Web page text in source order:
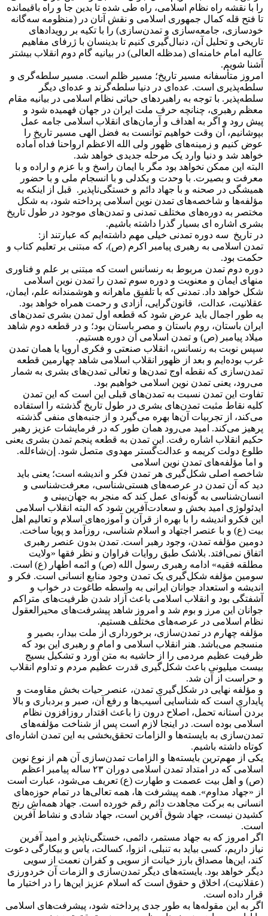
را با نقشه راه نظام اسلامی، راه طی شده تا بدین جا و راه باقیمانده
تا فتح قله کمال جمهوری اسلامی و نقش آنان در (منظومه سه‌گانه
خودسازی، جامعه‌سازی و تمدن‌سازی) را با تکیه بر رویدادهای
تاریخی و تحلیل آن، دنبال‌گیری کنیم تا بدینسان با ژرفای مفاهیم
عالیه امام خامنه‌ای (مدظله العالی) در بیانیه گام دوم انقلاب بیشتر
آشنا شویم.
امروز متأسفانه مسیر تاریخ؛ مسیر ظلم است. مسیر سلطه‌گری و
سلطه‌پذیری است. عده‌ای در دنیا سلطه‌گرند و عده‌ای دیگر
سلطه‌پذیر. با توجه به راهبردهای حیاتی نظام اسلامی در بیانیه مقام
معظم رهبری، چنانچه حرف ملت ایران در جهان فهمیده شود و
پیش رود و اگر به اهداف و آرمان‌های انقلاب اسلامی جامه عمل
بپوشانیم، آن وقت خواهیم توانست به فضل الهی مسیر تاریخ را
عوض کنیم و زمینه‌های ظهور ولی الله الاعظم ارواحنا فداه آماده
خواهد شد و دنیا وارد یک مرحله جدیدی خواهد شد.
البته این ممکن نخواهد بود مگر با ایمان راسخ و با عزم و اراده و با
معرفت و بصیرت. با وحدت و یکدلی و با انسجام ملی و با حضور
همیشگی در صحنه و با جهاد دائم و خستگی‌ناپذیر. قبل از اینکه به
مؤلفه‌ها و شاخصه‌های تمدن نوین اسلامی پرداخته شود، به شکل
مختصر به دوره‌های مختلف تمدنی و تمدن‌های موجود در طول تاریخ
بشری اشاره ای بسیار گذرا داشته باشیم.
در تاریخ سه دوره تمدنی خیلی مهم داشته‌ایم که عبارتند از:
تمدن اسلامی به رهبری پیامبر اکرم (ص)، که مبتنی بر تعلیم کتاب و
حکمت بود.
دوره دوم تمدن مربوط به رنسانس است که مبتنی بر علم و فناوری
منهای ایمان و معنویت و دوره سوم تمدن را تمدن نوین اسلامی
شکل خواهد داد. تمدنی که با تلفیق ماهرانه و هوشمندانه علم، ایمان،
عقلانیت، عدالت، قانون‌گرایی، آزادی و رحمت همراه خواهد بود.
به طور اجمال باید عرض شود که قطعه اول تمدن بشری تمدن‌های
ایران باستان، روم باستان و مصر باستان بود؛ و در قطعه دوم شاهد
میلاد پیامبر (ص) و تمدن اسلامی آن دوره هستیم.
سپس نوبت به رنسانس، انقلاب صنعتی و فکری اروپا یا همان تمدن
غرب بوده‌ایم و بعد از ظهور انقلاب اسلامی شاهد چهارمین قطعه
تمدن‌سازی که نقطه اوج تمدن‌ها و تعالی تمدن‌های بشری به شمار
می‌رود، یعنی تمدن نوین اسلامی خواهیم بود.
تفاوت این تمدن نسبت به تمدن‌های قبلی این است که این تمدن
کلیه نقاط مثبت تمدن‌های بشری در طول تاریخ گذشته را استفاده
می‌کند، از تجربیات آن‌ها بهره می‌گیرد و از جنبه‌های منفی گذشته
پرهیز می‌کند. امید می‌رود همان طور که در فرمایشات عزیز رهبر
حکیم انقلاب اشاره رفت. این تمدن به قطعه پنجم تمدن بشری یعنی
طلوع دولت کریمه و عدالت‌گستر مهدوی متصل شود. إن‌شاءلله.
و اما مؤلفه‌های تمدن نوین اسلامی
شاخصه اصلی شکل‌گیری هر تمدن فکر و اندیشه است؛ یعنی باید
دید که آن تمدن در عرصه‌های هستی‌شناسی، معرفت‌شناسی و
انسان‌شناسی به گونه‌ای عمل کند که منجر به جهان‌بینی و
ایدئولوژی امید بخش و سعادت‌آفرین شود که البته انقلاب اسلامی
این فکرو اندیشه را با بهره از قرآن و آموزه‌های اسلام و تعالیم اهل
بیت (ع) و با عنصر اجتهاد و اسلام شناسی، روزآمد و پویا ساخت.
دومین مؤلفه تمدن، وجود رهبر است. تمدن بدون عنصر رهبری
اتفاق نمی‌افتد. بلاشک طبق روایات فراوان و نظر فقها «ولایت
مطلقه فقیه» ادامه رهبری رسول الله (ص) و ائمه اطهار (ع) است.
سومین مؤلفه شکل‌گیری یک تمدن وجود منابع انسانی است. فکر و
اندیشه و استعداد جوانان ایرانی به واسطه طاغوت در خواب و
آشفتگی بود و انقلاب اسلامی باعث آزاد شدن ظرفیت‌های متراکم
جوانان این مرز و بوم شد و امروز شاهد پیشرفت‌های محیرالعقول
نظام اسلامی در عرصه‌های مختلف هستیم.
مؤلفه چهارم در تمدن‌سازی، برخورداری از ملت بیدار، بصیر و
منسجم می‌باشد. هنر انقلاب اسلامی و امام و رهبری این بود که
ظرفیت عظیم مردمی را از حاشیه به متن آورد و تشکیل بسیج
بیست میلیونی باعث شکل‌گیری قدرت عظیم مردم و تداوم انقلاب
و حراست از آن شد.
و مؤلفه نهایی در شکل‌گیری تمدن، عنصر حیات بخش مقاومت و
پایداری است که شناسایی آسیب‌ها و رفع آن، صبر و بردباری و بالا
بردن آستانه تحمل، اصلاح درون زا باعث اقتدار روزافزون نظام
اسلامی بوده است. در اینجا لازم است پس از شناخت مؤلفه‌های
تمدن‌سازی به بایسته‌ها و الزامات تحقق‌بخشی به این تمدن اشاره‌ای
کوتاه داشته باشیم.
یکی از مهم‌ترین بایسته‌ها و الزامات تمدن‌سازی آن هم از نوع نوین
اسلامی که در امتداد تمدن اسلامی دوران ۲۳ ساله پیامبر اعظم
(ص) و اهل بیت عصمت و طهارت (ع) تعریف می‌شود، عبارت است
از «جهاد مداوم». همه پیشرفت ها، همه تعالی‌ها در تمام حوزه‌های
انسانی به برکت مجاهدت دائم رقم خورده است. جهاد همه‌اش رنج
کشیدن نیست، جهاد شوق آفرین است، جهاد شادی و نشاط آفرین
است.
اگر امروز که به جهاد مستمر، دائمی، خستگی‌ناپذیر و امید آفرین
نیاز داریم، کسی بیاید به تنبلی، انزوا، کسالت، یاس و بیکارگی دعوت
کند، این‌ها مصداق بارز خیانت از سویی و کفران نعمت از سویی
دیگر خواهد بود. بایسته‌های دیگر تمدن‌سازی و الزمات آن خردورزی
(عقلانیت)، اخلاق و حقوق است که اسلام عزیز این‌ها را در اختیار ما
قرار داده است.
اگر به این مقوله‌ها به طور جدی پرداخته شود، پیشرفت‌های اسلامی